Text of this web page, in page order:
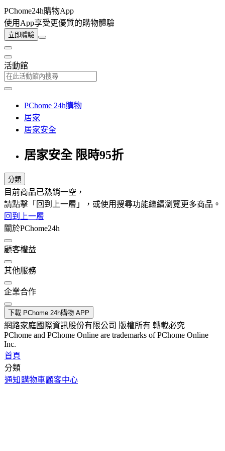
PChome24h購物App
使用App享受更優質的購物體驗
立即體驗
活動館
PChome 24h購物
居家
居家安全
居家安全 限時95折
分類
目前商品已熱銷一空，
請點擊「回到上一層」，或使用搜尋功能繼續瀏覽更多商品。
回到上一層
關於PChome24h
顧客權益
其他服務
企業合作
下載 PChome 24h購物 APP
網路家庭國際資訊股份有限公司 版權所有 轉載必究
PChome and PChome Online are trademarks of PChome Online
Inc.
首頁
分類
通知 購物車顧客中心